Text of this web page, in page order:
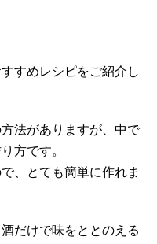
すめレシピをご紹介し
法がありますが、中で
方です。
、とても簡単に作れま
だけで味をととのえる